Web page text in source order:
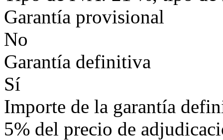
Garantía provisional
No
Garantía definitiva
Sí
Importe de la garantía
5% del precio de